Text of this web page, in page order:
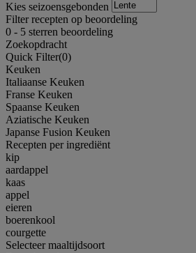
Kies seizoensgebonden
Filter recepten op beoordeling
0 - 5 sterren beoordeling
Zoekopdracht
Quick Filter(0)
Keuken
Italiaanse Keuken
Franse Keuken
Spaanse Keuken
Aziatische Keuken
Japanse Fusion Keuken
Recepten per ingrediënt
kip
aardappel
kaas
appel
eieren
boerenkool
courgette
Selecteer maaltijdsoort